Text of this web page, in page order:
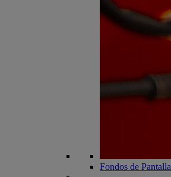
Fondos de Pantalla